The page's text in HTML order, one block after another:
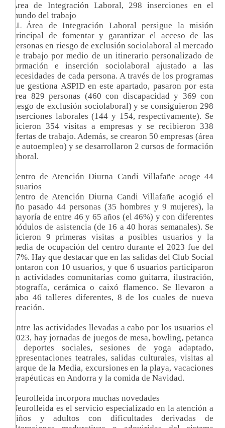
Área de Integración Laboral, 298 inserciones en el
mundo del trabajo
EL Área de Integración Laboral persigue la misión
principal de fomentar y garantizar el acceso de las
personas en riesgo de exclusión sociolaboral al mercado
de trabajo por medio de un itinerario personalizado de
formación e inserción sociolaboral ajustado a las
necesidades de cada persona. A través de los programas
que gestiona ASPID en este apartado, pasaron por esta
área 829 personas (460 con discapacidad y 369 con
riesgo de exclusión sociolaboral) y se consiguieron 298
inserciones laborales (144 y 154, respectivamente). Se
hicieron 354 visitas a empresas y se recibieron 338
ofertas de trabajo. Además, se crearon 50 empresas (área
de autoempleo) y se desarrollaron 2 cursos de formación
laboral.
Centro de Atención Diurna Candi Villafañe acoge 44
usuarios
Centro de Atención Diurna Candi Villafañe acogió el
año pasado 44 personas (35 hombres y 9 mujeres), la
mayoría de entre 46 y 65 años (el 46%) y con diferentes
módulos de asistencia (de 16 a 40 horas semanales). Se
hicieron 9 primeras visitas a posibles usuarios y la
media de ocupación del centro durante el 2023 fue del
87%. Hay que destacar que en las salidas del Club Social
contaron con 10 usuarios, y que 6 usuarios participaron
en actividades comunitarias como guitarra, ilustración,
fotografía, cerámica o caixó flamenco. Se llevaron a
cabo 46 talleres diferentes, 8 de los cuales de nueva
creación.
Entre las actividades llevadas a cabo por los usuarios el
2023, hay jornadas de juegos de mesa, bowling, petanca
y deportes sociales, sesiones de yoga adaptado,
representaciones teatrales, salidas culturales, visitas al
Parque de la Media, excursiones en la playa, vacaciones
terapéuticas en Andorra y la comida de Navidad.
Neurolleida incorpora muchas novedades
Neurolleida es el servicio especializado en la atención a
niños y adultos con dificultades derivadas de